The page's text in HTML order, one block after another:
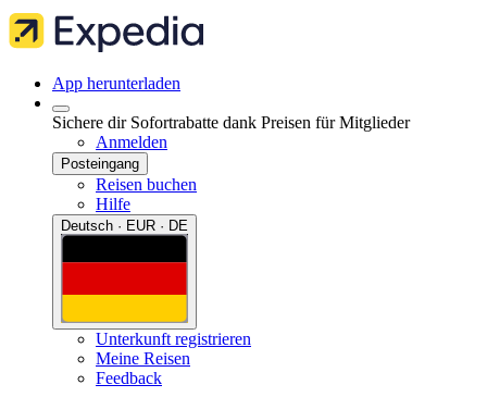
App herunterladen
Sichere dir Sofortrabatte dank Preisen für Mitglieder
Anmelden
Posteingang
Reisen buchen
Hilfe
Deutsch · EUR · DE
Unterkunft registrieren
Meine Reisen
Feedback